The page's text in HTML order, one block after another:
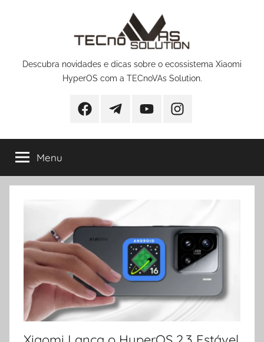
Descubra novidades e dicas sobre o ecossistema Xiaomi
HyperOS com a TECnoVAs Solution.
FacebookTelegramYouTubeInstagram
Menu